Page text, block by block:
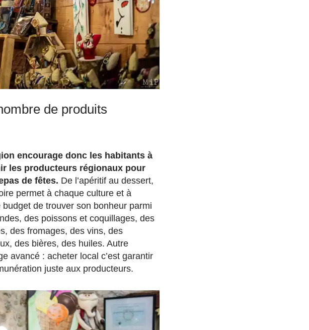
de produits
encourage donc les habitants à
les producteurs régionaux pour
de fêtes. De l’apéritif au dessert,
permet à chaque culture et à
budget de trouver son bonheur parmi
des poissons et coquillages, des
des fromages, des vins, des
des bières, des huiles. Autre
avancé : acheter local c’est garantir
juste aux producteurs.